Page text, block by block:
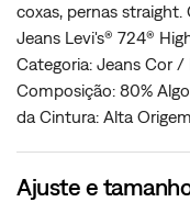
coxas, pernas straight.
Jeans Levi's® 724®
Categoria: Jeans Cor /
Composição: 80%
da Cintura: Alta
Ajuste e